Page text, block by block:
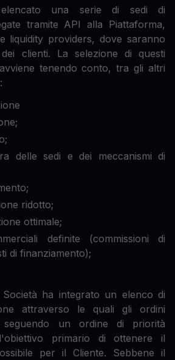
una serie di sedi di
tramite API alla Piattaforma,
liquidity providers, dove saranno
clienti. La selezione di questi
tenendo conto, tra gli altri
delle sedi e dei meccanismi di
ridotto;
ottimale;
definite (commissioni di
di finanziamento);
ha integrato un elenco di
attraverso le quali gli ordini
seguendo un ordine di priorità
primario di ottenere il
per il Cliente. Sebbene il